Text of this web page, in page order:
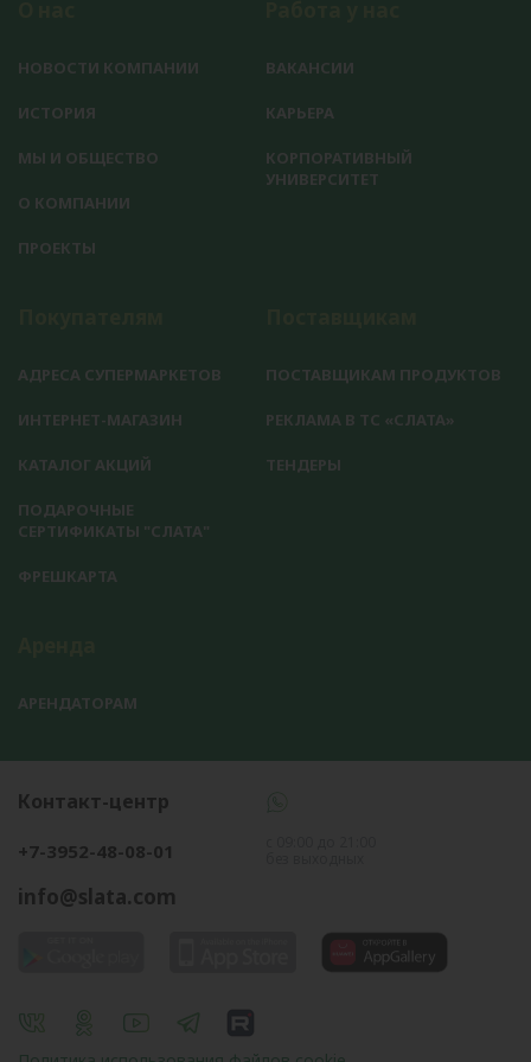
НОВОСТИ КОМПАНИИ
ИСТОРИЯ
МЫ И ОБЩЕСТВО
О КОМПАНИИ
ПРОЕКТЫ
ВАКАНСИИ
КАРЬЕРА
КОРПОРАТИВНЫЙ
УНИВЕРСИТЕТ
АДРЕСА СУПЕРМАРКЕТОВ
ИНТЕРНЕТ-МАГАЗИН
КАТАЛОГ АКЦИЙ
ПОДАРОЧНЫЕ
СЕРТИФИКАТЫ "СЛАТА"
ФРЕШКАРТА
ПОСТАВЩИКАМ ПРОДУКТОВ
РЕКЛАМА В ТС «СЛАТА»
ТЕНДЕРЫ
АРЕНДАТОРАМ
Контакт-центр
+7-3952-48-08-01
info@slata.com